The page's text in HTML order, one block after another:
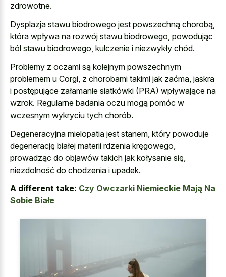
zdrowotne.
Dysplazja stawu biodrowego jest powszechną chorobą,
która wpływa na rozwój stawu biodrowego, powodując
ból stawu biodrowego, kulczenie i niezwykły chód.
Problemy z oczami są kolejnym powszechnym
problemem u Corgi, z chorobami takimi jak zaćma, jaskra
i postępujące załamanie siatkówki (PRA) wpływające na
wzrok. Regularne badania oczu mogą pomóc w
wczesnym wykryciu tych chorób.
Degeneracyjna mielopatia jest stanem, który powoduje
degenerację białej materii rdzenia kręgowego,
prowadząc do objawów takich jak kołysanie się,
niezdolność do chodzenia i upadek.
A different take: Czy Owczarki Niemieckie Mają Na
Sobie Białe